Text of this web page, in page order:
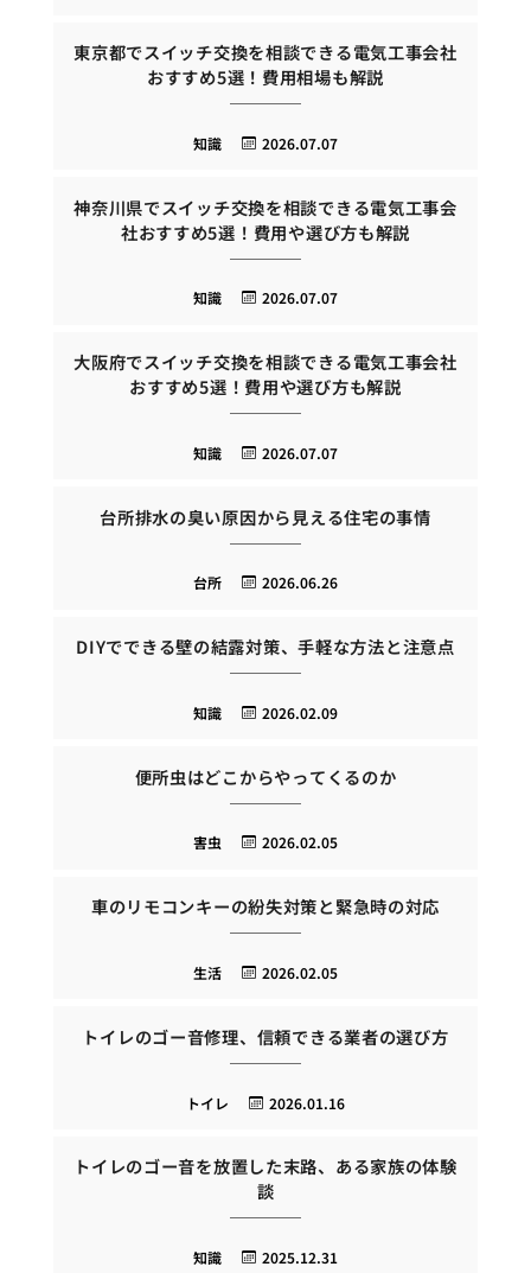
東京都でスイッチ交換を相談できる電気工事会社
おすすめ5選！費用相場も解説
2026.07.07
知識
神奈川県でスイッチ交換を相談できる電気工事会
社おすすめ5選！費用や選び方も解説
2026.07.07
知識
大阪府でスイッチ交換を相談できる電気工事会社
おすすめ5選！費用や選び方も解説
2026.07.07
知識
台所排水の臭い原因から見える住宅の事情
2026.06.26
台所
DIYでできる壁の結露対策、手軽な方法と注意点
2026.02.09
知識
便所虫はどこからやってくるのか
2026.02.05
害虫
車のリモコンキーの紛失対策と緊急時の対応
2026.02.05
生活
トイレのゴー音修理、信頼できる業者の選び方
2026.01.16
トイレ
トイレのゴー音を放置した末路、ある家族の体験
談
2025.12.31
知識